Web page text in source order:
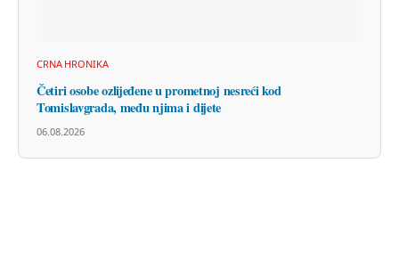
CRNA HRONIKA
Četiri osobe ozlijeđene u prometnoj nesreći kod
Tomislavgrada, među njima i dijete
06.08.2026